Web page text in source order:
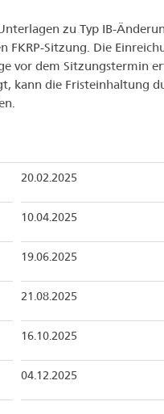
zu Typ IB-
FKRP-Sitzung. Die
vor dem Sitzungstermin
kann die Fristeinhaltung
20.02.2025
10.04.2025
19.06.2025
21.08.2025
16.10.2025
04.12.2025